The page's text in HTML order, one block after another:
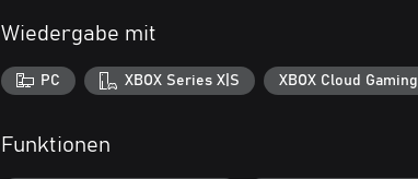
Wiedergabe mit
PC XBOX Series X|S XBOX Cloud Gaming
Funktionen